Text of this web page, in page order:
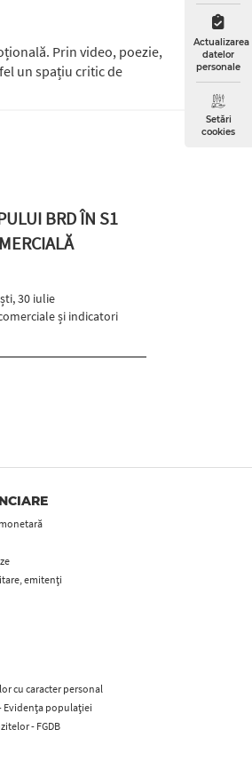
Actualizarea
datelor
personale
Setări
cookies
Prin video, poezie,
un spațiu critic de
BRD ÎN S1
30 iulie
și indicatori
emitenți
cu caracter personal
Evidența populației
- FGDB